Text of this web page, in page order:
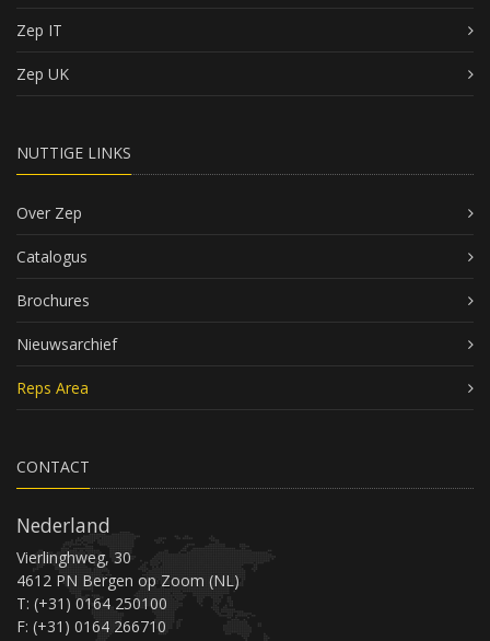
Zep IT
Zep UK
NUTTIGE LINKS
Over Zep
Catalogus
Brochures
Nieuwsarchief
Reps Area
CONTACT
Nederland
Vierlinghweg, 30
4612 PN Bergen op Zoom (NL)
T: (+31) 0164 250100
F: (+31) 0164 266710